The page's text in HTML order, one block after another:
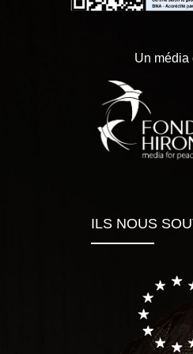
Un média
ILS NOUS